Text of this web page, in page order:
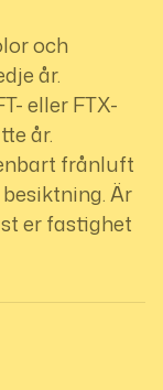
och
år.
eller FTX-
år.
frånluft
Är
er fastighet